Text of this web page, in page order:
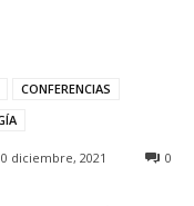
CONFERENCIAS
diciembre, 2021 0